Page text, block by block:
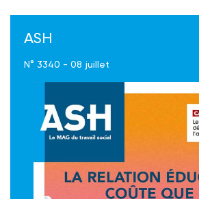
ASH
N° 3340 - 08 juillet